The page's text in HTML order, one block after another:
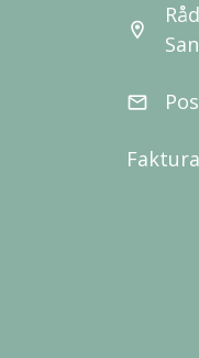
location_on
email
Faktura